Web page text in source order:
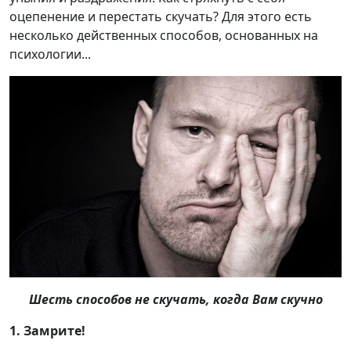
оцепенение и перестать скучать? Для этого есть
несколько действенных способов, основанных на
психологии...
Шесть способов не скучать, когда Вам скучно
1. Замрите!